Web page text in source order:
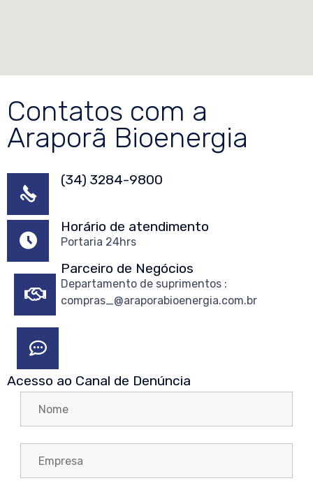
Contatos com a
Araporã Bioenergia
(34) 3284-9800
Horário de atendimento
Portaria 24hrs
Parceiro de Negócios
Departamento de suprimentos :
compras_@araporabioenergia.com.br
Acesso ao Canal de Denúncia